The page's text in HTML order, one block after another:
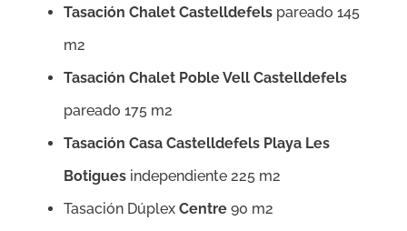
Tasación Chalet Castelldefels pareado 145
m2
Tasación Chalet Poble Vell Castelldefels
pareado 175 m2
Tasación Casa Castelldefels Playa Les
Botigues independiente 225 m2
Tasación Dúplex Centre 90 m2